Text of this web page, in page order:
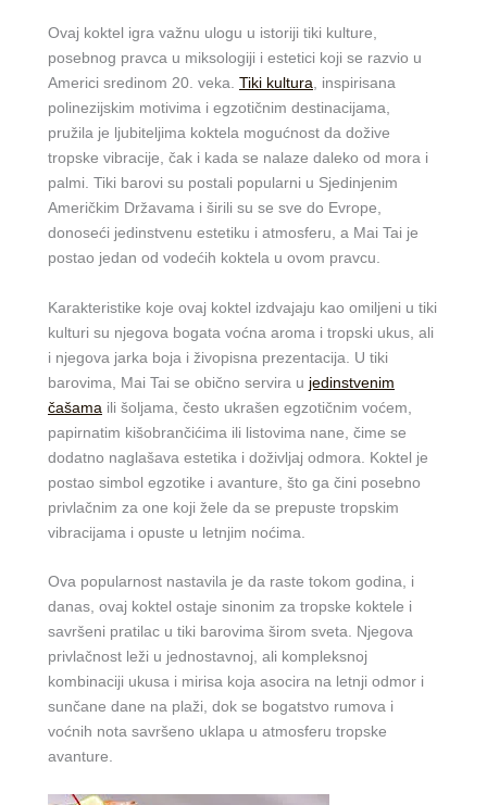
Ovaj koktel igra važnu ulogu u istoriji tiki kulture,
posebnog pravca u miksologiji i estetici koji se razvio u
Americi sredinom 20. veka. Tiki kultura, inspirisana
polinezijskim motivima i egzotičnim destinacijama,
pružila je ljubiteljima koktela mogućnost da dožive
tropske vibracije, čak i kada se nalaze daleko od mora i
palmi. Tiki barovi su postali popularni u Sjedinjenim
Američkim Državama i širili su se sve do Evrope,
donoseći jedinstvenu estetiku i atmosferu, a Mai Tai je
postao jedan od vodećih koktela u ovom pravcu.
Karakteristike koje ovaj koktel izdvajaju kao omiljeni u tiki
kulturi su njegova bogata voćna aroma i tropski ukus, ali
i njegova jarka boja i živopisna prezentacija. U tiki
barovima, Mai Tai se obično servira u jedinstvenim
čašama ili šoljama, često ukrašen egzotičnim voćem,
papirnatim kišobrančićima ili listovima nane, čime se
dodatno naglašava estetika i doživljaj odmora. Koktel je
postao simbol egzotike i avanture, što ga čini posebno
privlačnim za one koji žele da se prepuste tropskim
vibracijama i opuste u letnjim noćima.
Ova popularnost nastavila je da raste tokom godina, i
danas, ovaj koktel ostaje sinonim za tropske koktele i
savršeni pratilac u tiki barovima širom sveta. Njegova
privlačnost leži u jednostavnoj, ali kompleksnoj
kombinaciji ukusa i mirisa koja asocira na letnji odmor i
sunčane dane na plaži, dok se bogatstvo rumova i
voćnih nota savršeno uklapa u atmosferu tropske
avanture.